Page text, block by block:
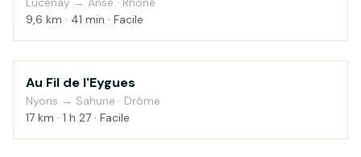
9,6 km · 41 min · Facile
Campagne
Au Fil de l'Eygues
Nyons → Sahune · Drôme
17 km · 1 h 27 · Facile